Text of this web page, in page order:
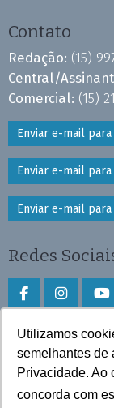
Utilizamos
semelhantes de
Privacidade. Ao
concorda com
Contato
Redação: (15)
Central/
Comercial: (15)
Enviar e-mail para
Enviar e-mail
Enviar e-mail
Redes
Faça download
Play Store e App